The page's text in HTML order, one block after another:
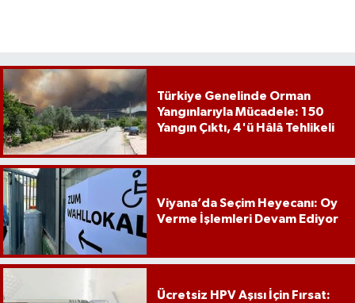
Türkiye Genelinde Orman
Yangınlarıyla Mücadele: 150
Yangın Çıktı, 4'ü Hâlâ Tehlikeli
Viyana’da Seçim Heyecanı: Oy
Verme İşlemleri Devam Ediyor
Ücretsiz HPV Aşısı İçin Fırsat: